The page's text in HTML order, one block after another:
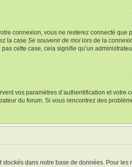
connexion, vous ne resterez connecté que
la case Se souvenir de moi lors de la
cette case, cela signifie qu’un
vos paramètres d’authentification et
du forum. Si vous rencontrez des
dans notre base de données. Pour les